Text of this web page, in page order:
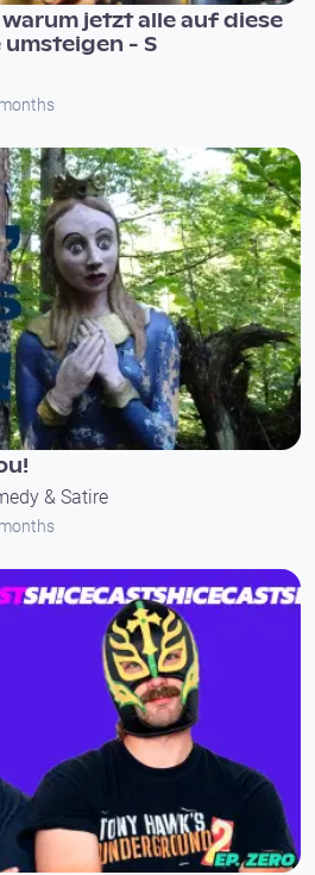
warum jetzt alle auf diese
- S
& Satire